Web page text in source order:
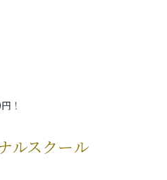
！
ルスクール